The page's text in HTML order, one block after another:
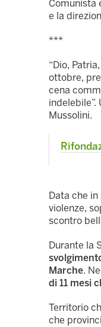
Comunista
e la
***
“Dio,
ottobre,
cena
indelebile”.
Mussolini.
Data che
violenze,
scontro
Durante la
Marche.
di 11 mesi
Territorio
che